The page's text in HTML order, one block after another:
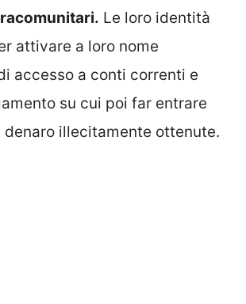
Le loro identità
attivare a loro nome
accesso a conti correnti e
su cui poi far entrare
denaro illecitamente ottenute.